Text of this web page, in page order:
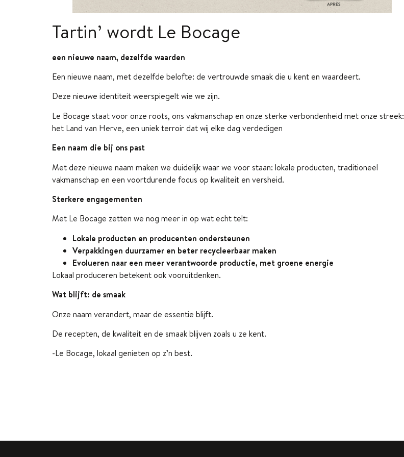
Tartin’ wordt Le Bocage
een nieuwe naam, dezelfde waarden
Een nieuwe naam, met dezelfde belofte: de vertrouwde smaak die u kent en waardeert.
Deze nieuwe identiteit weerspiegelt wie we zijn.
Le Bocage staat voor onze roots, ons vakmanschap en onze sterke verbondenheid met onze streek:
het Land van Herve, een uniek terroir dat wij elke dag verdedigen
Een naam die bij ons past
Met deze nieuwe naam maken we duidelijk waar we voor staan: lokale producten, traditioneel
vakmanschap en een voortdurende focus op kwaliteit en versheid.
Sterkere engagementen
Met Le Bocage zetten we nog meer in op wat echt telt:
Lokale producten en producenten ondersteunen
Verpakkingen duurzamer en beter recycleerbaar maken
Evolueren naar een meer verantwoorde productie, met groene energie
Lokaal produceren betekent ook vooruitdenken.
Wat blijft: de smaak
Onze naam verandert, maar de essentie blijft.
De recepten, de kwaliteit en de smaak blijven zoals u ze kent.
-Le Bocage, lokaal genieten op z’n best.